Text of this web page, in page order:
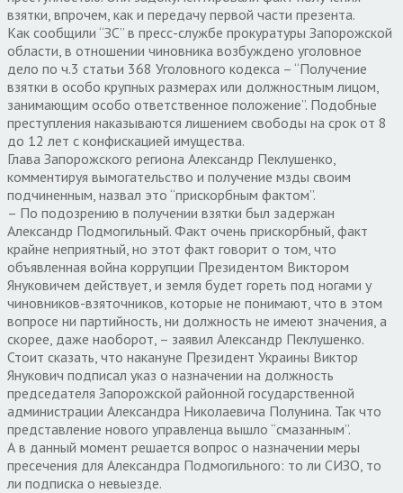
взятки, впрочем, как и передачу первой части презента.
Как сообщили “ЗС” в пресс-службе прокуратуры Запорожской
области, в отношении чиновника возбуждено уголовное
дело по ч.3 статьи 368 Уголовного кодекса – “Получение
взятки в особо крупных размерах или должностным лицом,
занимающим особо ответственное положение”. Подобные
преступления наказываются лишением свободы на срок от 8
до 12 лет с конфискацией имущества.
Глава Запорожского региона Александр Пеклушенко,
комментируя вымогательство и получение мзды своим
подчиненным, назвал это “прискорбным фактом”.
– По подозрению в получении взятки был задержан
Александр Подмогильный. Факт очень прискорбный, факт
крайне неприятный, но этот факт говорит о том, что
объявленная война коррупции Президентом Виктором
Януковичем действует, и земля будет гореть под ногами у
чиновников-взяточников, которые не понимают, что в этом
вопросе ни партийность, ни должность не имеют значения, а
скорее, даже наоборот, – заявил Александр Пеклушенко.
Стоит сказать, что накануне Президент Украины Виктор
Янукович подписал указ о назначении на должность
председателя Запорожской районной государственной
администрации Александра Николаевича Полунина. Так что
представление нового управленца вышло “смазанным”.
А в данный момент решается вопрос о назначении меры
пресечения для Александра Подмогильного: то ли СИЗО, то
ли подписка о невыезде.